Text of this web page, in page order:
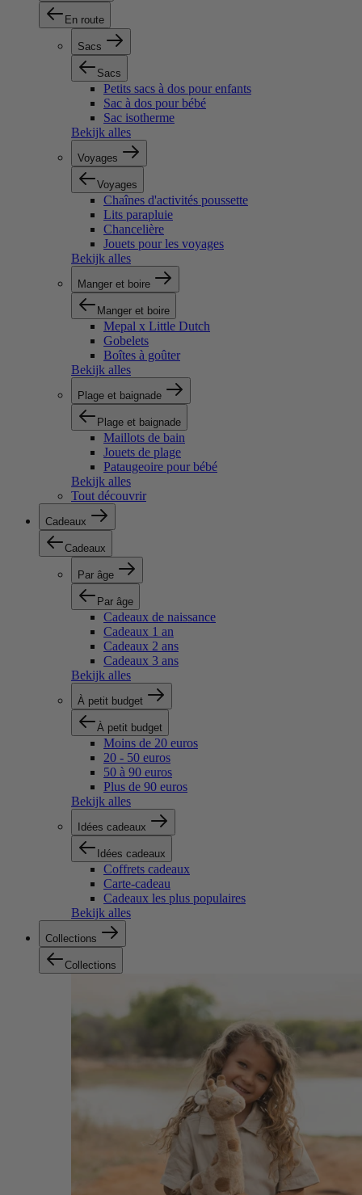
En route
Sacs
Sacs
Petits sacs à dos pour enfants
Sac à dos pour bébé
Sac isotherme
Bekijk alles
Voyages
Voyages
Chaînes d'activités poussette
Lits parapluie
Chancelière
Jouets pour les voyages
Bekijk alles
Manger et boire
Manger et boire
Mepal x Little Dutch
Gobelets
Boîtes à goûter
Bekijk alles
Plage et baignade
Plage et baignade
Maillots de bain
Jouets de plage
Pataugeoire pour bébé
Bekijk alles
Tout découvrir
Cadeaux
Cadeaux
Par âge
Par âge
Cadeaux de naissance
Cadeaux 1 an
Cadeaux 2 ans
Cadeaux 3 ans
Bekijk alles
À petit budget
À petit budget
Moins de 20 euros
20 - 50 euros
50 à 90 euros
Plus de 90 euros
Bekijk alles
Idées cadeaux
Idées cadeaux
Coffrets cadeaux
Carte-cadeau
Cadeaux les plus populaires
Bekijk alles
Collections
Collections